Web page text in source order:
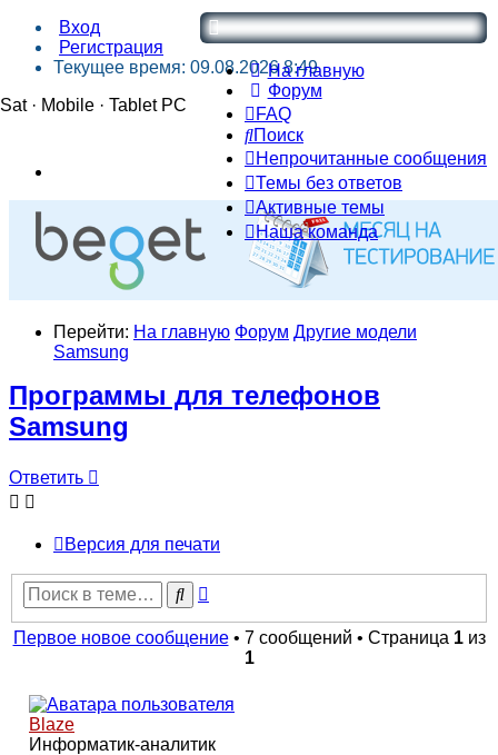
На главную
Форум
FAQ
Поиск
Непрочитанные сообщения
Темы без ответов
Активные темы
Наша команда
Вход
Регистрация
Текущее время: 09.08.2026 8:49
Sat · Mobile · Tablet PC
Перейти: На главную Форум Другие модели
Samsung
Программы для телефонов
Samsung
Ответить
Версия для печати
Поиск
Первое новое сообщение• 7 сообщений • Страница 1из
1
Blaze
Информатик-аналитик